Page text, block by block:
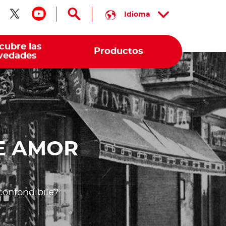
en facebook
Síguenos en twitter
Síguenos en youtube
Idioma
las
Productos
AMOR